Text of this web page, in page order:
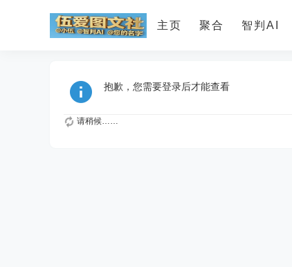
主页 聚合 智判AI
抱歉，您需要登录后才能查看
请稍候……